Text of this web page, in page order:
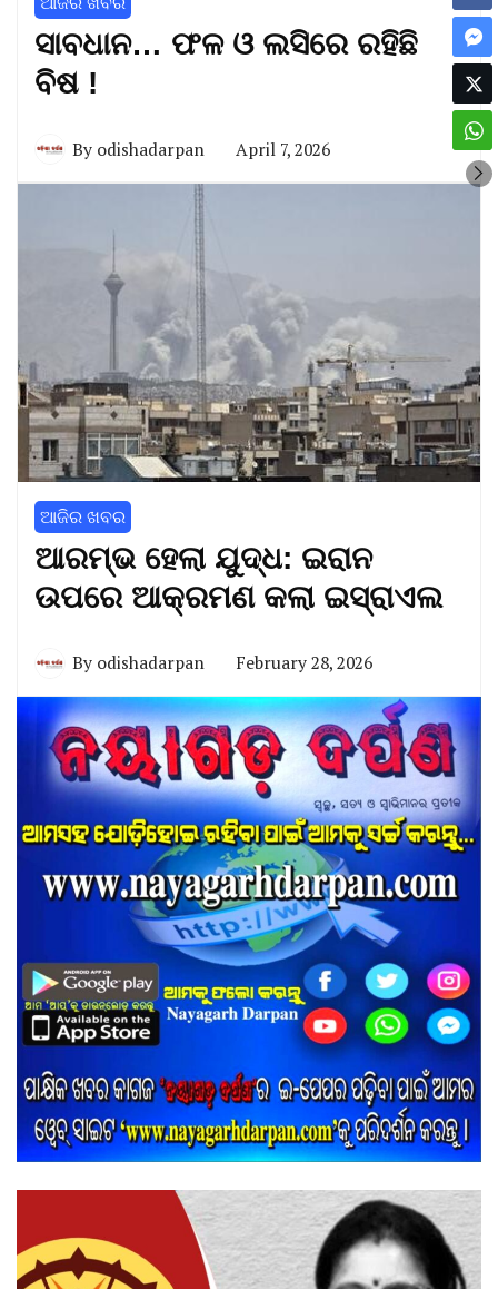
ସାବଧାନ… ଫଳ ଓ ଲସିରେ ରହିଛି
ବିଷ !
By odishadarpan April 7, 2026
ଆଜିର ଖବର
ଆରମ୍ଭ ହେଲା ଯୁଦ୍ଧ: ଇରାନ
ଉପରେ ଆକ୍ରମଣ କଲା ଇସ୍ରାଏଲ
By odishadarpan February 28, 2026